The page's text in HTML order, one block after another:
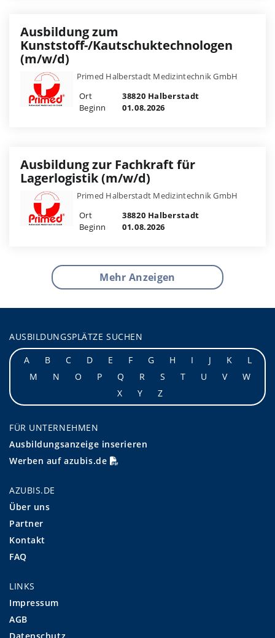
Ausbildung zum
Kunststoff-/Kautschuktechnologen
(m/w/d)
Primed Halberstadt Medizintechnik GmbH
Ort
38820 Halberstadt
Beginn
01.08.2026
Ausbildung zur Fachkraft für
Lagerlogistik (m/w/d)
Primed Halberstadt Medizintechnik GmbH
Ort
38820 Halberstadt
Beginn
01.08.2026
Mehr Anzeigen
AUSBILDUNGSPLÄTZE SUCHEN
A
B C D E F G H I J K
L
M
N O P Q R S T U V
W
X
Y Z
FÜR UNTERNEHMEN
Ausbildungsanzeige inserieren
Werben auf azubis.de
AZUBIS.DE
Über uns
Partner
Kontakt
FAQ
LINKS
Impressum
AGB
Datenschutz